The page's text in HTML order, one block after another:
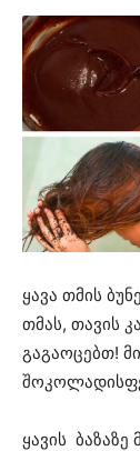
ყავა თმის
თმას, თავის
გაგაოცებთ!
ყავის